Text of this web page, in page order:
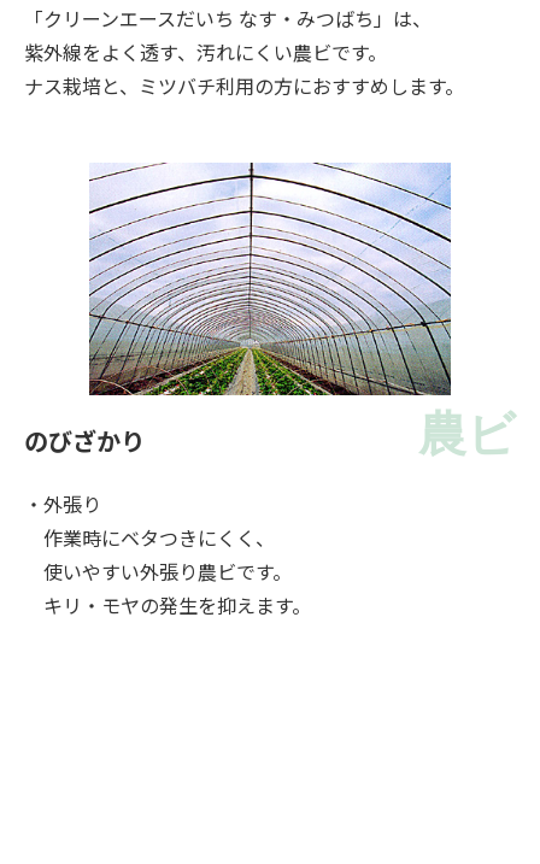
「クリーンエースだいち なす・みつばち」は、
紫外線をよく透す、汚れにくい農ビです。
ナス栽培と、ミツバチ利用の方におすすめします。
農ビ
のびざかり
・外張り
作業時にベタつきにくく、
使いやすい外張り農ビです。
キリ・モヤの発生を抑えます。